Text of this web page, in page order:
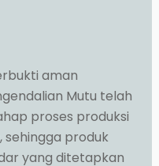
aman
Mutu telah
proses produksi
produk
yang ditetapkan